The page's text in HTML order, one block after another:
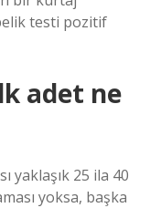
testi pozitif
adet ne
yaklaşık 25 ila 40
yoksa, başka